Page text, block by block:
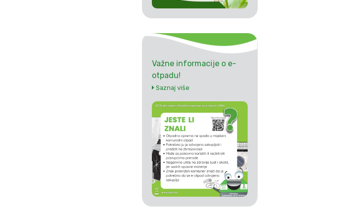
Važne informacije o e-
otpadu!
Saznaj više